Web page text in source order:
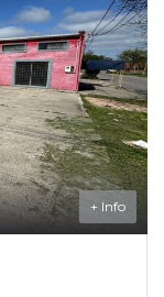
+ Info